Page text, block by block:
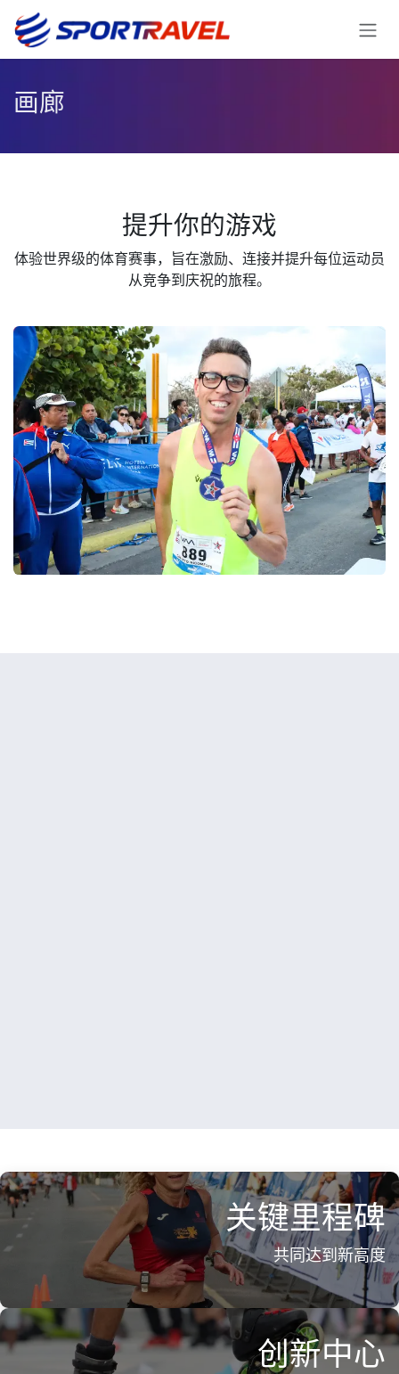
跳至内容
画廊
提升你的游戏
体验世界级的体育赛事，旨在激励、连接并提升每位运动员
从竞争到庆祝的旅程。
关键里程碑
共同达到新高度
创新中心